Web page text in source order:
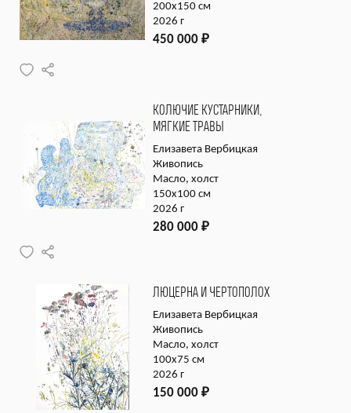
200х150 см
2026 г
450 000 ₽
КОЛЮЧИЕ КУСТАРНИКИ,
МЯГКИЕ ТРАВЫ
Елизавета Вербицкая
Живопись
Масло, холст
150х100 см
2026 г
280 000 ₽
ЛЮЦЕРНА И ЧЕРТОПОЛОХ
Елизавета Вербицкая
Живопись
Масло, холст
100х75 см
2026 г
150 000 ₽